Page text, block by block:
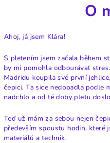
O
Ahoj, já jsem Klára!
S pletením jsem začala během
by mi pomohla odbourávat
Madridu koupila své první
čepici. Ta sice nedopadla podle
nadchlo a od té doby pletu
Teď už mám za sebou nejen
především spoustu hodin, které
materiálů a technik.